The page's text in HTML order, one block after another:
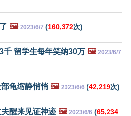
🖼️ 2023/6/7 (160,372次)
千 留学生每年笑纳30万 🖼️ 2023/6/7
龟缩静悄悄 🖼️ 2023/6/6 (42,219次)
醒来见证神迹 🖼️ 2023/6/6 (65,234